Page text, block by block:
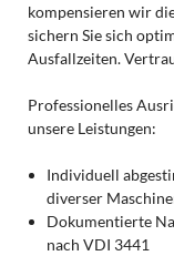
kompensieren wir
sichern Sie sich
Ausfallzeiten.
Professionelles
unsere Leistungen:
Individuell
diverser
Dokumentierte
nach VDI 3441